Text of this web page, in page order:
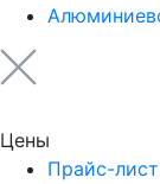
Цены
Прайс-лист